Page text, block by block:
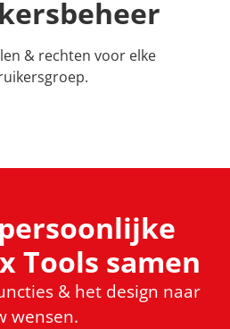
& rechten voor elke
Tools samen
& het design naar
wensen.